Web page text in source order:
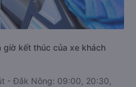
giờ kết thúc của xe khách
- Đắk Nông: 09:00, 20:30,